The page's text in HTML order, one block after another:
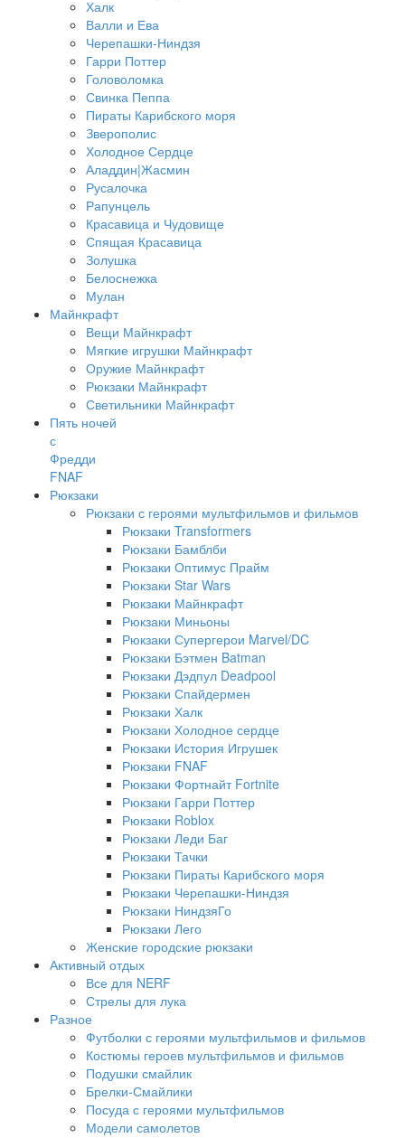
Халк
Валли и Ева
Черепашки-Ниндзя
Гарри Поттер
Головоломка
Свинка Пеппа
Пираты Карибского моря
Зверополис
Холодное Сердце
Аладдин|Жасмин
Русалочка
Рапунцель
Красавица и Чудовище
Спящая Красавица
Золушка
Белоснежка
Мулан
Майнкрафт
Вещи Майнкрафт
Мягкие игрушки Майнкрафт
Оружие Майнкрафт
Рюкзаки Майнкрафт
Светильники Майнкрафт
Пять ночей
с
Фредди
FNAF
Рюкзаки
Рюкзаки с героями мультфильмов и фильмов
Рюкзаки Transformers
Рюкзаки Бамблби
Рюкзаки Оптимус Прайм
Рюкзаки Star Wars
Рюкзаки Майнкрафт
Рюкзаки Миньоны
Рюкзаки Супергерои Marvel/DC
Рюкзаки Бэтмен Batman
Рюкзаки Дэдпул Deadpool
Рюкзаки Спайдермен
Рюкзаки Халк
Рюкзаки Холодное сердце
Рюкзаки История Игрушек
Рюкзаки FNAF
Рюкзаки Фортнайт Fortnite
Рюкзаки Гарри Поттер
Рюкзаки Roblox
Рюкзаки Леди Баг
Рюкзаки Тачки
Рюкзаки Пираты Карибского моря
Рюкзаки Черепашки-Ниндзя
Рюкзаки НиндзяГо
Рюкзаки Лего
Женские городские рюкзаки
Активный отдых
Все для NERF
Стрелы для лука
Разное
Футболки с героями мультфильмов и фильмов
Костюмы героев мультфильмов и фильмов
Подушки смайлик
Брелки-Смайлики
Посуда с героями мультфильмов
Модели самолетов